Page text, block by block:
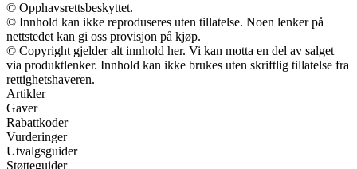
© Opphavsrettsbeskyttet.
© Innhold kan ikke reproduseres uten tillatelse. Noen lenker på
nettstedet kan gi oss provisjon på kjøp.
© Copyright gjelder alt innhold her. Vi kan motta en del av salget
via produktlenker. Innhold kan ikke brukes uten skriftlig tillatelse fra
rettighetshaveren.
Artikler
Gaver
Rabattkoder
Vurderinger
Utvalgsguider
Støtteguider